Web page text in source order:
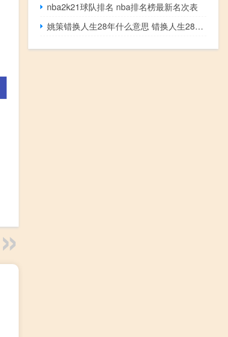
nba2k21球队排名 nba排名榜最新名次表
姚策错换人生28年什么意思 错换人生28年最新消息